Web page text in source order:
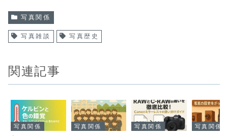
写真関係
写真雑談 写真歴史
関連記事
写真関係 写真関係 写真関係 写真関係